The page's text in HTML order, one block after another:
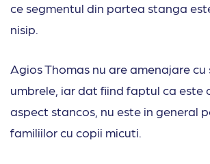
ce segmentul din partea stanga
nisip.
Agios Thomas nu are amenajare cu
umbrele, iar dat fiind faptul ca este
aspect stancos, nu este in general
familiilor cu copii micuti.